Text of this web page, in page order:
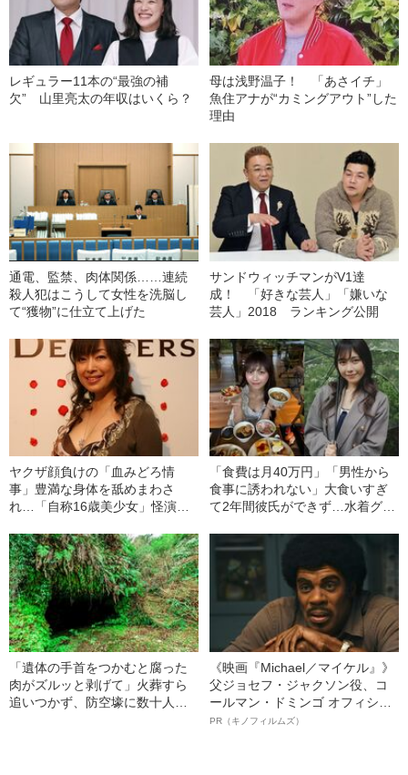
レギュラー11本の“最強の補
欠” 山里亮太の年収はいくら？
母は浅野温子！ 「あさイチ」
魚住アナが“カミングアウト”した
理由
通電、監禁、肉体関係……連続
殺人犯はこうして女性を洗脳し
て“獲物”に仕立て上げた
サンドウィッチマンがV1達
成！ 「好きな芸人」「嫌いな
芸人」2018 ランキング公開
ヤクザ顔負けの「血みどろ情
事」豊満な身体を舐めまわさ
れ…「自称16歳美少女」怪演
ぎる“熟れ方”
「食費は月40万円」「男性から
食事に誘われない」大食いすぎ
て2年間彼氏ができず…水着グラ
女子（24）が語る、驚愕の食生
「遺体の手首をつかむと腐った
肉がズルッと剥げて」火葬すら
追いつかず、防空壕に数十人
《映画『Michael／マイケル』》
父ジョセフ・ジャクソン役、コ
ールマン・ドミンゴ オフィシャ
ルインタビュー“観客を魅了した
PR（キノフィルムズ）